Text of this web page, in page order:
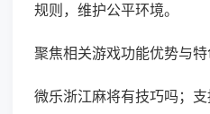
规则，维护公平环境。
聚焦相关游戏功能优势与特
微乐浙江麻将有技巧吗；